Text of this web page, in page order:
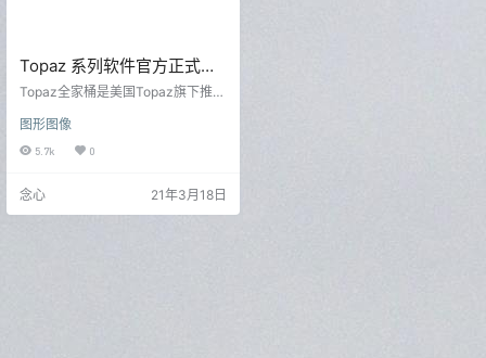
Topaz 系列软件官方正式版
+ 汉化文件
Topaz全家桶是美国Topaz旗下推出
驱动引擎和图像处理技术受到不少
设计爱好者的青睐与追捧，更加放
elAI-图像无损放大软件TopazGigap
ixelAI是Topaz旗下推出的一款强大
图形图像
5.7k 0
念心 21年3月18日